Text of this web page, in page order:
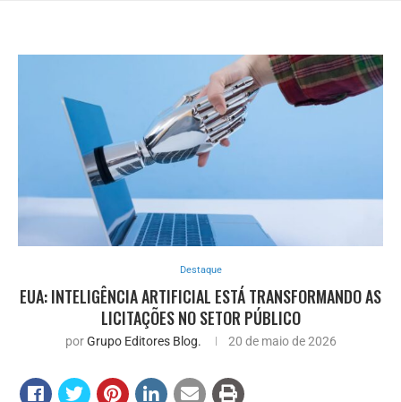
Destaque
EUA: INTELIGÊNCIA ARTIFICIAL ESTÁ TRANSFORMANDO AS
LICITAÇÕES NO SETOR PÚBLICO
porGrupo Editores Blog. 20 de maio de 2026